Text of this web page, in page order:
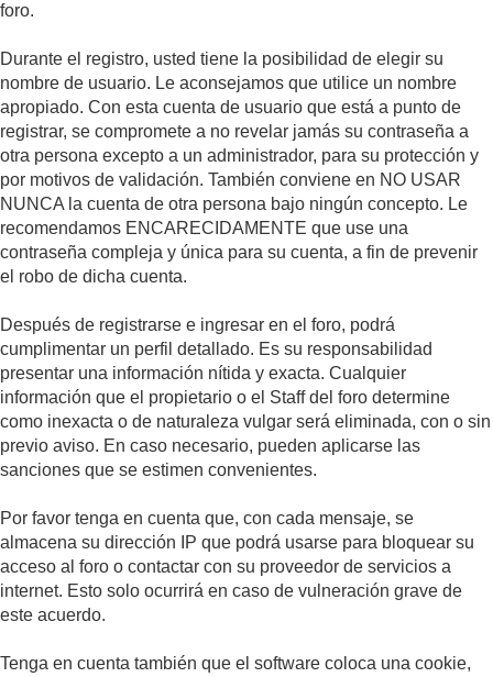
foro.
Durante el registro, usted tiene la posibilidad de elegir su
nombre de usuario. Le aconsejamos que utilice un nombre
apropiado. Con esta cuenta de usuario que está a punto de
registrar, se compromete a no revelar jamás su contraseña a
otra persona excepto a un administrador, para su protección y
por motivos de validación. También conviene en NO USAR
NUNCA la cuenta de otra persona bajo ningún concepto. Le
recomendamos ENCARECIDAMENTE que use una
contraseña compleja y única para su cuenta, a fin de prevenir
el robo de dicha cuenta.
Después de registrarse e ingresar en el foro, podrá
cumplimentar un perfil detallado. Es su responsabilidad
presentar una información nítida y exacta. Cualquier
información que el propietario o el Staff del foro determine
como inexacta o de naturaleza vulgar será eliminada, con o sin
previo aviso. En caso necesario, pueden aplicarse las
sanciones que se estimen convenientes.
Por favor tenga en cuenta que, con cada mensaje, se
almacena su dirección IP que podrá usarse para bloquear su
acceso al foro o contactar con su proveedor de servicios a
internet. Esto solo ocurrirá en caso de vulneración grave de
este acuerdo.
Tenga en cuenta también que el software coloca una cookie,